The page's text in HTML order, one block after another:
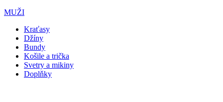
MUŽI
Kraťasy
Džíny
Bundy
Košile a trička
Svetry a mikiny
Doplňky